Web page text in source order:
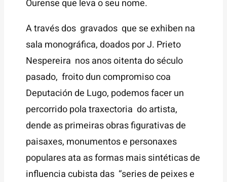
Ourense que leva o seu nome.
A través dos gravados que se exhiben na
sala monográfica, doados por J. Prieto
Nespereira nos anos oitenta do século
pasado, froito dun compromiso coa
Deputación de Lugo, podemos facer un
percorrido pola traxectoria do artista,
dende as primeiras obras figurativas de
paisaxes, monumentos e personaxes
populares ata as formas mais sintéticas de
influencia cubista das “series de peixes e